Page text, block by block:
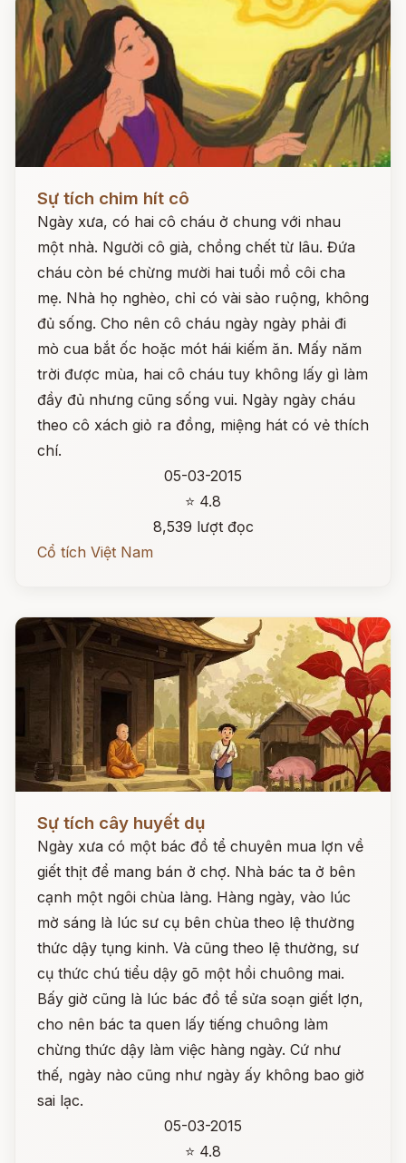
Sự tích chim hít cô
Ngày xưa, có hai cô cháu ở chung với nhau
một nhà. Người cô già, chồng chết từ lâu. Đứa
cháu còn bé chừng mười hai tuổi mồ côi cha
mẹ. Nhà họ nghèo, chỉ có vài sào ruộng, không
đủ sống. Cho nên cô cháu ngày ngày phải đi
mò cua bắt ốc hoặc mót hái kiếm ăn. Mấy năm
trời được mùa, hai cô cháu tuy không lấy gì làm
đầy đủ nhưng cũng sống vui. Ngày ngày cháu
theo cô xách giỏ ra đồng, miệng hát có vẻ thích
chí.
05-03-2015
⭐ 4.8
8,539 lượt đọc
Cổ tích Việt Nam
Sự tích cây huyết dụ
Ngày xưa có một bác đồ tể chuyên mua lợn về
giết thịt để mang bán ở chợ. Nhà bác ta ở bên
cạnh một ngôi chùa làng. Hàng ngày, vào lúc
mờ sáng là lúc sư cụ bên chùa theo lệ thường
thức dậy tụng kinh. Và cũng theo lệ thường, sư
cụ thức chú tiểu dậy gõ một hồi chuông mai.
Bấy giờ cũng là lúc bác đồ tể sửa soạn giết lợn,
cho nên bác ta quen lấy tiếng chuông làm
chừng thức dậy làm việc hàng ngày. Cứ như
thế, ngày nào cũng như ngày ấy không bao giờ
sai lạc.
05-03-2015
⭐ 4.8